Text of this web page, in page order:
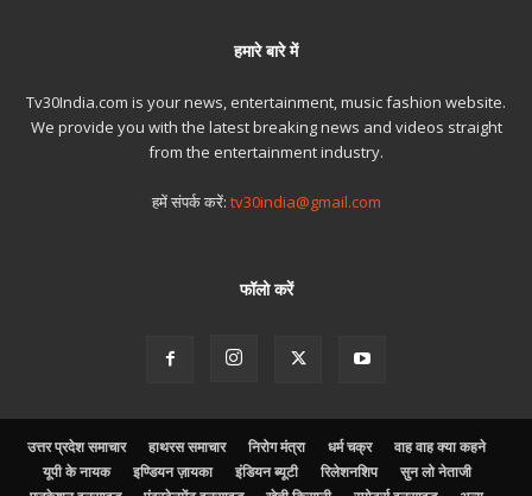
हमारे बारे में
Tv30India.com is your news, entertainment, music fashion website.
We provide you with the latest breaking news and videos straight
from the entertainment industry.
हमें संपर्क करें: tv30india@gmail.com
फॉलो करें
उत्तर प्रदेश समाचार हाथरस समाचार निरोग मंत्रा धर्म चक्र
वाह वाह क्या कहने
यूपी के नायक
इण्डियन ज़ायका इंडियन ब्यूटी रिलेशनशिप
सुन लो नेताजी